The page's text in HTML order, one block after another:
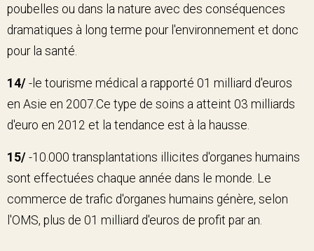
poubelles ou dans la nature avec des conséquences
dramatiques à long terme pour l'environnement et donc
pour la santé.
14/ -le tourisme médical a rapporté 01 milliard d'euros
en Asie en 2007.Ce type de soins a atteint 03 milliards
d'euro en 2012 et la tendance est à la hausse.
15/ -10.000 transplantations illicites d'organes humains
sont effectuées chaque année dans le monde. Le
commerce de trafic d'organes humains génère, selon
l'OMS, plus de 01 milliard d'euros de profit par an.